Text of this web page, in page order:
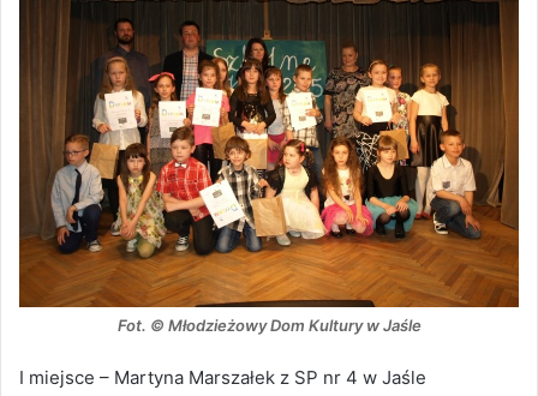
Fot. © Młodzieżowy Dom Kultury w Jaśle
I miejsce – Martyna Marszałek z SP nr 4 w Jaśle